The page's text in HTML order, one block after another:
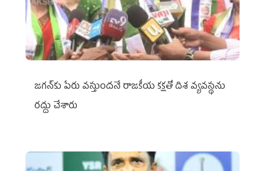
జగన్‌కు పేరు వస్తుందనే రాజకీయ కక్షతో దిశ వ్య‌వ‌స్థ‌ను
రద్దు చేశారు